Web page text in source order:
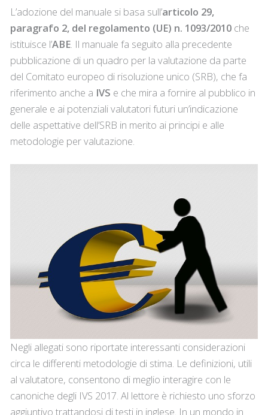
L’adozione del manuale si basa sull’articolo 29,
paragrafo 2, del regolamento (UE) n. 1093/2010che
istituisce l’ABE. Il manuale fa seguito alla precedente
pubblicazione di un quadro per la valutazione da parte
del Comitato europeo di risoluzione unico (SRB), che fa
riferimento anche a IVS e che mira a fornire al pubblico in
generale e ai potenziali valutatori futuri un’indicazione
delle aspettative dell’SRB in merito ai principi e alle
metodologie per valutazione.
Negli allegati sono riportate interessanti considerazioni
circa le differenti metodologie di stima. Le definizioni, utili
al valutatore, consentono di meglio interagire con le
canoniche degli IVS 2017. Al lettore è richiesto uno sforzo
aggiuntivo trattandosi di testi in inglese. In un mondo in